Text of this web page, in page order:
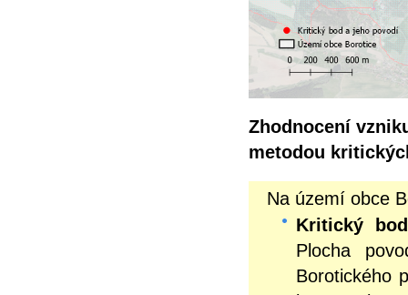
Zhodnocení
metodou
Na území obce
Kritický
Plocha
Borotického